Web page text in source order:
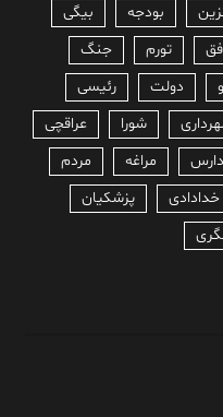
بودجه
بیگی
تورم
جنگ
دولت
رئیسی
شورا
عراقچی
مراغه
مردم
پزشکیان